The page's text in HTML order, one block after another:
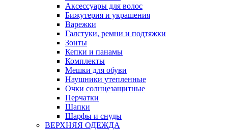
Аксессуары для волос
Бижутерия и украшения
Варежки
Галстуки, ремни и подтяжки
Зонты
Кепки и панамы
Комплекты
Мешки для обуви
Наушники утепленные
Очки солнцезащитные
Перчатки
Шапки
Шарфы и снуды
ВЕРХНЯЯ ОДЕЖДА